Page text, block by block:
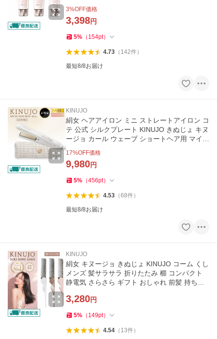
3%OFF価格
3,398円
5% （ 154pt）
4.73（ 142件）
最短8/8お届け
KINUJO
絹女 ヘアアイロン ミニ ストレートアイロン コ
テ 公式 シルクプレート KINUJO きぬじょ キヌ
ージョ カール ウェーブ ショートヘア用 マイナ
17%OFF価格
9,980円
5% （456pt）
4.53（68件）
最短8/8お届け
KINUJO
絹女 キヌージョ きぬじょ KINUJO コーム くし
メンズ 髪サラサラ 折りたたみ 櫛 コンパクト
静電気 さらさら ギフト おしゃれ 前髪 持ち運
3,280円
5% （ 149pt）
4.54（ 13件）